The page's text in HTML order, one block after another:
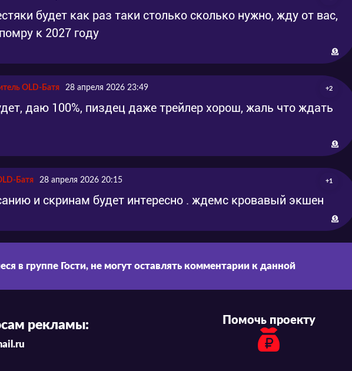
будет как раз таки столько сколько нужно, жду от вас,
к 2027 году
OLD-Батя 28 апреля 2026 23:49 +2
даю 100%, пиздец даже трейлер хорош, жаль что ждать
Батя 28 апреля 2026 20:15 +1
и скринам будет интересно . ждемс кровавый экшен
в группе Гости, не могут оставлять комментарии к данной
рекламы: Помочь проекту